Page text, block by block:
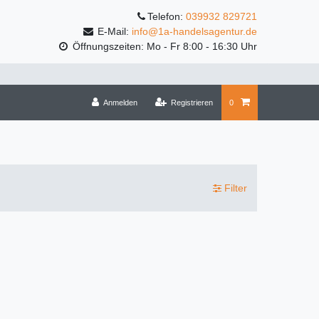
Telefon: 039932 829721
E-Mail: info@1a-handelsagentur.de
Öffnungszeiten: Mo - Fr 8:00 - 16:30 Uhr
Anmelden Registrieren 0
Filter